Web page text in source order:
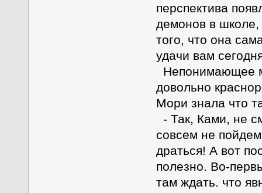
перспектива
демонов в школе,
того, что она
удачи вам
Непонимающее
довольно
Мори знала что
- Так, Ками, не
совсем не
драться! А вот
полезно. Во-
там ждать. что